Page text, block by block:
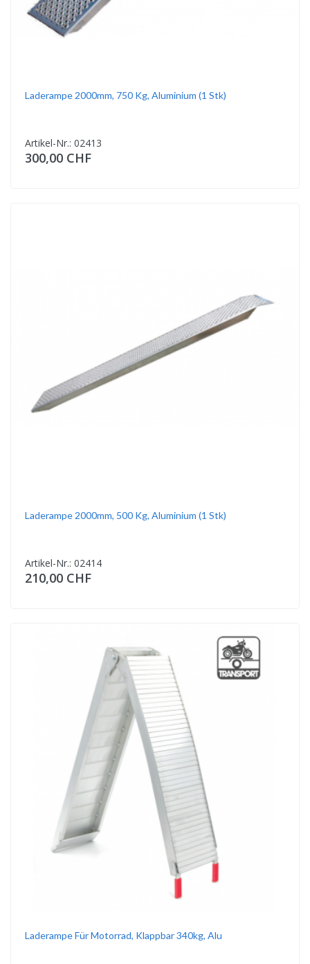
Laderampe 2000mm, 750 Kg, Aluminium (1 Stk)
Artikel-Nr.: 02413
300,00 CHF
Laderampe 2000mm, 500 Kg, Aluminium (1 Stk)
Artikel-Nr.: 02414
210,00 CHF
Laderampe Für Motorrad, Klappbar 340kg, Alu